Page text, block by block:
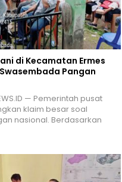
di Kecamatan Ermes
Pangan
— Pemerintah pusat
klaim besar soal
nasional. Berdasarkan